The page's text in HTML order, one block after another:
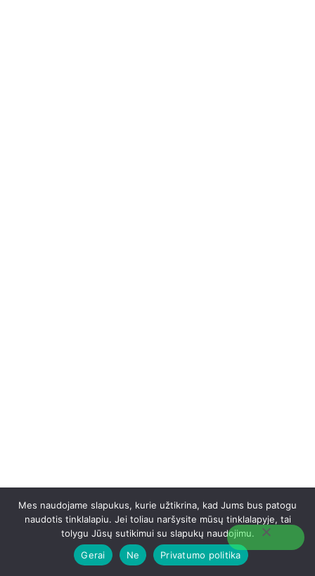
Mes naudojame slapukus, kurie užtikrina, kad Jums bus patogu
naudotis tinklalapiu. Jei toliau naršysite mūsų tinklalapyje, tai
tolygu Jūsų sutikimui su slapukų naudojimu.
Gerai
Ne Privatumo politika